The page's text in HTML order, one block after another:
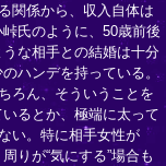
関係から、収入自体は
氏のように、50歳前後
な相手との結婚は十分
ハンデを持っている。
ろん、そういうことを
るとか、極端に太って
い。特に相手女性が
りが“気にする”場合も